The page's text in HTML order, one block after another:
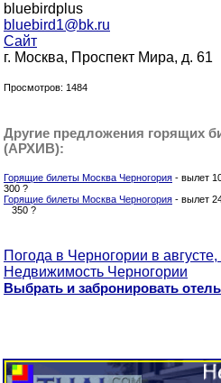
bluebirdplus
bluebird1@bk.ru
Сайт
г. Москва, Проспект Мира, д. 61
Просмотров: 1484
Другие предложения горящих
(АРХИВ):
Горящие билеты Москва Черногория - вылет
300 ?
Горящие билеты Москва Черногория - вылет
350 ?
Погода в Черногории в
Недвижимость Черногории
Выбрать и забронировать